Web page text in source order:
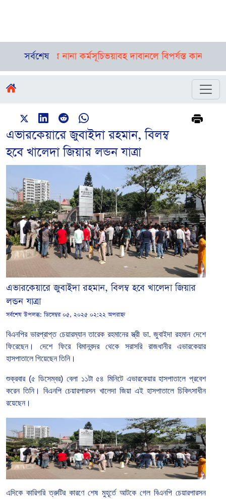
সর্বশেষ
দিনভর নানা কর্মসূচিভয়াবহ দাবানলে বিপর্যস্ত কানাডার
এভারকেয়ারে জুবাইদা রহমান, বিলম্ব
হবে খালেদা জিয়ার লন্ডন যাত্রা
এভারকেয়ারে জুবাইদা রহমান, বিলম্ব হবে খালেদা জিয়ার
লন্ডন যাত্রা
সর্বশেষ উপলব্ধ:ডিসেম্বর ০৫, ২০২৫ ০২:২২ অপরাহ্ন
বিএনপির ভারপ্রাপ্ত চেয়ারম্যান তারেক রহমানের স্ত্রী ডা. জুবাইদা রহমান দেশে
ফিরেছেন। দেশে ফিরে বিমানবন্দর থেকে সরাসরি রাজধানীর এভারকেয়ার
হাসপাতালে গিয়েছেন তিনি।
শুক্রবার (৫ ডিসেম্বর) বেলা ১১টা ৫৪ মিনিটে এভারকেয়ার হাসপাতালে প্রবেশ
করেন তিনি। বিএনপি চেয়ারপারসন খালেদা জিয়া এই হাসপাতালে চিকিৎসাধীন
রয়েছেন।
এদিকে কারিগরি ত্রুটির কারণে শেষ মুহূর্তে আটকে গেল বিএনপি চেয়ারপারসন